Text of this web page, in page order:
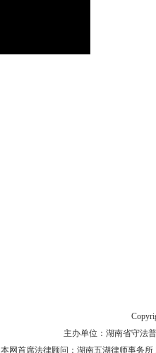
主办单位：湖南省守法
本网首席法律顾问：湖南五湖律师事务所